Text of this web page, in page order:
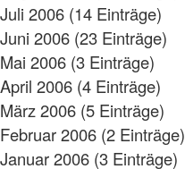
Juli 2006 (14 Einträge)
Juni 2006 (23 Einträge)
Mai 2006 (3 Einträge)
April 2006 (4 Einträge)
März 2006 (5 Einträge)
Februar 2006 (2 Einträge)
Januar 2006 (3 Einträge)